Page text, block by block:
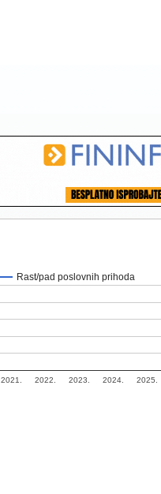
Rast/pad poslovnih prihoda
2021. 2022. 2023. 2024. 2025.